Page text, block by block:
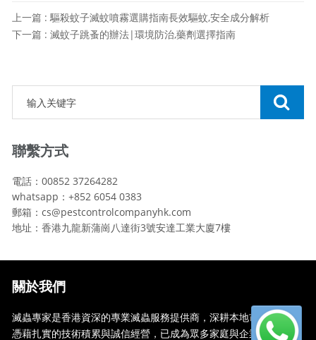
上一篇 : 驅殺蚊子滅蚊噴霧選購指南長效驅蚊,安全成分解析
下一篇 : 滅蚊子跳蚤的辦法|環境防治,藥劑選擇指南
聯繫方式
電話：00852 37264282
whatsapp：+852 6054 0383
郵箱：cs@pestcontrolcompanyhk.com
地址：香港九龍新蒲崗八達街3號安達工業大廈7樓
關於我們
滅蟲專家是香港資深的專業滅蟲服務提供商，深耕本地市場多年，
憑藉扎實的技術積累與誠信經營，已成為眾多家庭與企業信賴的蟲